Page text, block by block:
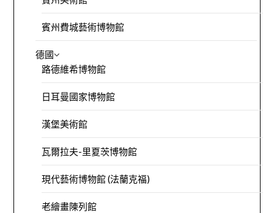
賓州費城藝術博物館
德國
路德維希博物館
日耳曼國家博物館
漢堡美術館
瓦爾拉夫-里夏茨博物館
現代藝術博物館 (法蘭克福)
老繪畫陳列館